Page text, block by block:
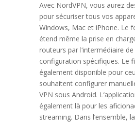
Avec NordVPN, vous aurez
pour sécuriser tous vos
Windows, Mac et iPhone. Le
étend même la prise en
routeurs par l’intermédiaire
configuration spécifiques. Le
également disponible pour
souhaitent configurer
VPN sous Android.
également là pour les
streaming. Dans l’ensemble,